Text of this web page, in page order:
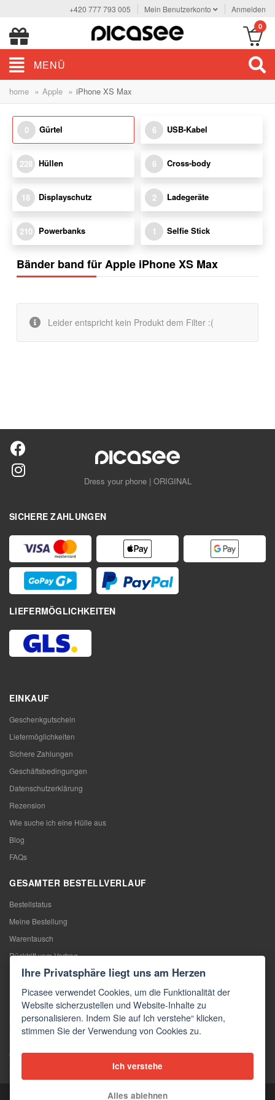
+420 777 793 005 Mein Benutzerkonto Anmelden
0
MENÜ
home » Apple » iPhone XS Max
0 Gürtel 6 USB-Kabel
228 Hüllen 6 Cross-body
18 Displayschutz 2 Ladegeräte
210 Powerbanks 1 Selfie Stick
Bänder band für Apple iPhone XS Max
Leider entspricht kein Produkt dem Filter :(
Dress your phone | ORIGINAL
SICHERE ZAHLUNGEN
LIEFERMÖGLICHKEITEN
EINKAUF
Geschenkgutschein
Liefermöglichkeiten
Sichere Zahlungen
Geschäftsbedingungen
Datenschutzerklärung
Rezension
Wie suche ich eine Hülle aus
Blog
FAQs
GESAMTER BESTELLVERLAUF
Bestellstatus
Meine Bestellung
Warentausch
Rücktritt vom Vertrag
Reklamation
KONTAKTE
Kontakte
Kontaktformular
Großhandel
Copyright © 2026 Picasee
Ihre Privatsphäre liegt uns am Herzen
Picasee verwendet Cookies, um die Funktionalität der
Website sicherzustellen und Website-Inhalte zu
personalisieren. Indem Sie auf Ich verstehe“ klicken,
stimmen Sie der Verwendung von Cookies zu.
Ich verstehe
Alles ablehnen